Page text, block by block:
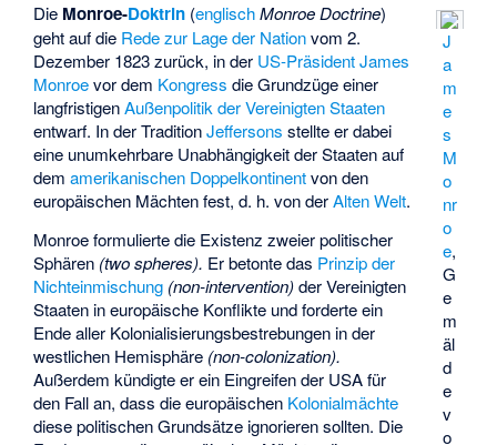
J
a
m
e
s
M
o
nr
o
e,
G
e
m
äl
d
e
v
o
Die Monroe-Doktrin (englisch Monroe Doctrine)
geht auf die Rede zur Lage der Nationvom 2.
Dezember 1823 zurück, in der US-Präsident James
Monroevor dem Kongress die Grundzüge einer
langfristigenAußenpolitik der Vereinigten Staaten
entwarf. In der TraditionJeffersons stellte er dabei
eine unumkehrbare Unabhängigkeit der Staaten auf
demamerikanischen Doppelkontinentvon den
europäischen Mächten fest, d. h. von derAlten Welt.
Monroe formulierte die Existenz zweier politischer
Sphären (two spheres). Er betonte das Prinzip der
Nichteinmischung (non-intervention)der Vereinigten
Staaten in europäische Konflikte und forderte ein
Ende aller Kolonialisierungsbestrebungen in der
westlichen Hemisphäre (non-colonization).
Außerdem kündigte er ein Eingreifen der USA für
den Fall an, dass die europäischen Kolonialmächte
diese politischen Grundsätze ignorieren sollten. Die